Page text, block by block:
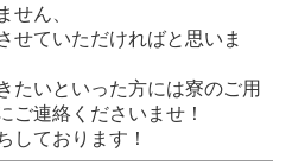
の方、20代～50代の様々な経
中です！
役職も空きがあり、やる気＆
昇給することも可能です！
ャーに上がったスタッフがい
せん、
せていただければと思いま
たいといった方には寮のご用
ご連絡くださいませ！
しております！